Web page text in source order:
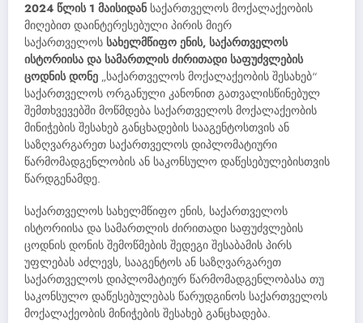
2024 წლის 1 მაისიდანსაქართველოს მოქალაქეობის
მიღებით დაინტერესებული პირის მიერ
საქართველოს სახელმწიფო ენის, საქართველოს
ისტორიისა და სამართლის ძირითადი საფუძვლების
ცოდნის დონე „საქართველოს მოქალაქეობის შესახებ“
საქართველოს ორგანული კანონით გათვალისწინებულ
შემთხვევებში მოწმდება საქართველოს მოქალაქეობის
მინიჭების შესახებ განცხადების სააგენტოსთვის ან
საზღვარგარეთ საქართველოს დიპლომატიური
წარმომადგენლობის ან საკონსულო დაწესებულებისთვის
წარდგენამდე.
საქართველოს სახელმწიფო ენის, საქართველოს
ისტორიისა და სამართლის ძირითადი საფუძვლების
ცოდნის დონის შემოწმების შედეგი შესაბამის პირს
უფლებას აძლევს, სააგენტოს ან საზღვარგარეთ
საქართველოს დიპლომატიურ წარმომადგენლობასა თუ
საკონსულო დაწესებულებას წარუდგინოს საქართველოს
მოქალაქეობის მინიჭების შესახებ განცხადება.